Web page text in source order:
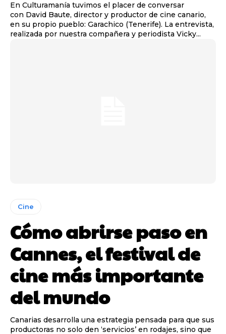
En Culturamanía tuvimos el placer de conversar
con David Baute, director y productor de cine canario,
en su propio pueblo: Garachico (Tenerife). La entrevista,
realizada por nuestra compañera y periodista Vicky...
Cine
Cómo abrirse paso en
Cannes, el festival de
cine más importante
del mundo
Canarias desarrolla una estrategia pensada para que sus
productoras no solo den ‘servicios’ en rodajes, sino que